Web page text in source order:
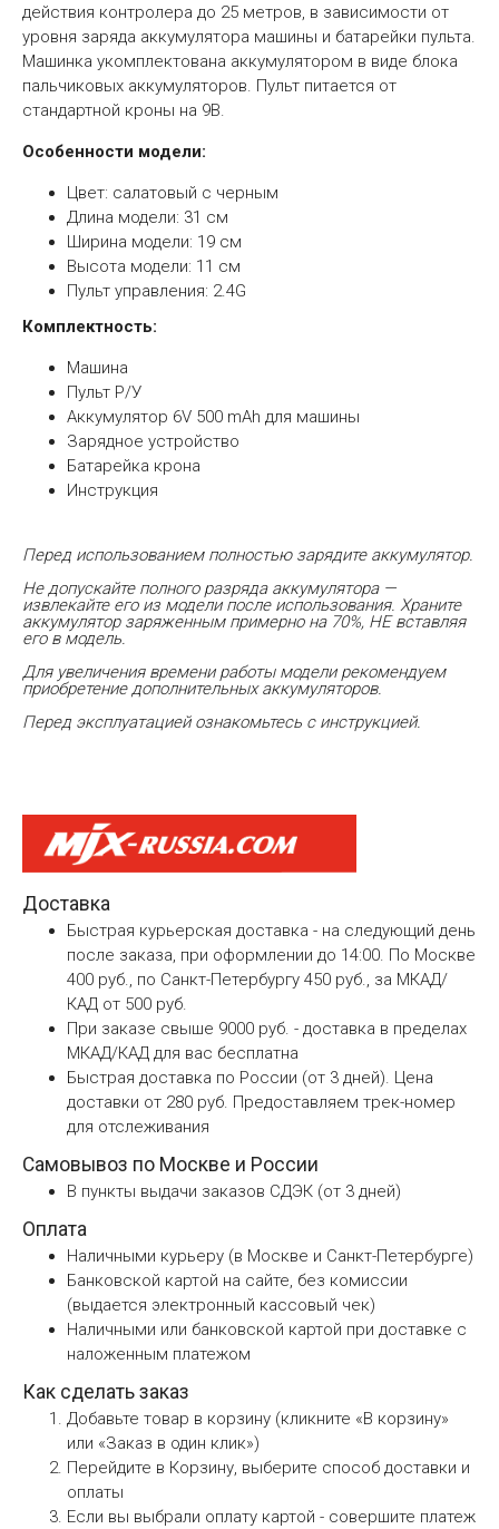
действия контролера до 25 метров, в зависимости от
уровня заряда аккумулятора машины и батарейки пульта.
Машинка укомплектована аккумулятором в виде блока
пальчиковых аккумуляторов. Пульт питается от
стандартной кроны на 9В.
Особенности модели:
Цвет: салатовый с черным
Длина модели: 31 см
Ширина модели: 19 см
Высота модели: 11 см
Пульт управления: 2.4G
Комплектность:
Машина
Пульт Р/У
Аккумулятор 6V 500 mAh для машины
Зарядное устройство
Батарейка крона
Инструкция
Перед использованием полностью зарядите аккумулятор.
Не допускайте полного разряда аккумулятора —
извлекайте его из модели после использования. Храните
аккумулятор заряженным примерно на 70%, НЕ вставляя
его в модель.
Для увеличения времени работы модели рекомендуем
приобретение дополнительных аккумуляторов.
Перед эксплуатацией ознакомьтесь с инструкцией.
Доставка
Быстрая курьерская доставка - на следующий день
после заказа, при оформлении до 14:00. По Москве
400 руб., по Санкт-Петербургу 450 руб., за МКАД/
КАД от 500 руб.
При заказе свыше 9000 руб. - доставка в пределах
МКАД/КАД для вас бесплатна
Быстрая доставка по России (от 3 дней). Цена
доставки от 280 руб. Предоставляем трек-номер
для отслеживания
Самовывоз по Москве и России
В пункты выдачи заказов СДЭК (от 3 дней)
Оплата
Наличными курьеру (в Москве и Санкт-Петербурге)
Банковской картой на сайте, без комиссии
(выдается электронный кассовый чек)
Наличными или банковской картой при доставке с
наложенным платежом
Как сделать заказ
Добавьте товар в корзину (кликните «В корзину»
или «Заказ в один клик»)
Перейдите в Корзину, выберите способ доставки и
оплаты
Если вы выбрали оплату картой - совершите платеж